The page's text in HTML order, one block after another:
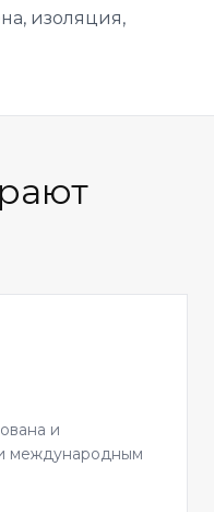
изоляция,
и
международным